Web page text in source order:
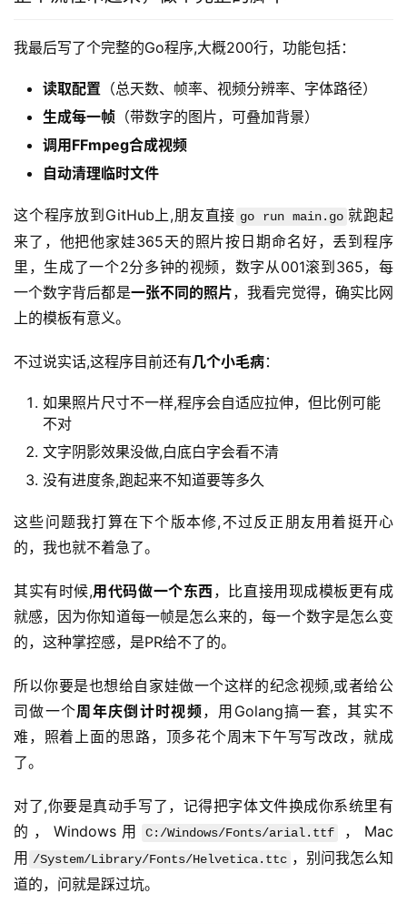
我最后写了个完整的Go程序,大概200行，功能包括：
读取配置 （总天数、帧率、视频分辨率、字体路径）
生成每一帧 （带数字的图片，可叠加背景）
调用FFmpeg合成视频
自动清理临时文件
这个程序放到GitHub上,朋友直接 go run main.go 就跑起
来了，他把他家娃365天的照片按日期命名好，丢到程序
里，生成了一个2分多钟的视频，数字从001滚到365，每
一个数字背后都是一张不同的照片，我看完觉得，确实比网
上的模板有意义。
不过说实话,这程序目前还有几个小毛病：
如果照片尺寸不一样,程序会自适应拉伸，但比例可能
不对
文字阴影效果没做,白底白字会看不清
没有进度条,跑起来不知道要等多久
这些问题我打算在下个版本修,不过反正朋友用着挺开心
的，我也就不着急了。
其实有时候,用代码做一个东西，比直接用现成模板更有成
就感，因为你知道每一帧是怎么来的，每一个数字是怎么变
的，这种掌控感，是PR给不了的。
所以你要是也想给自家娃做一个这样的纪念视频,或者给公
司做一个周年庆倒计时视频，用Golang搞一套，其实不
难，照着上面的思路，顶多花个周末下午写写改改，就成
了。
对了,你要是真动手写了，记得把字体文件换成你系统里有
的，Windows用
C:/Windows/Fonts/arial.ttf
，Mac
用 /System/Library/Fonts/Helvetica.ttc ，别问我怎么知
道的，问就是踩过坑。